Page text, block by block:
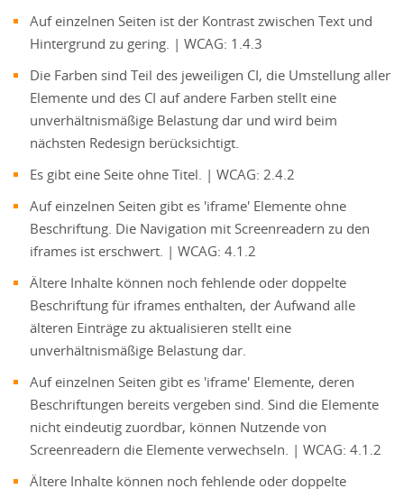
Auf einzelnen Seiten ist der Kontrast zwischen Text und
Hintergrund zu gering. | WCAG: 1.4.3
Die Farben sind Teil des jeweiligen CI, die Umstellung aller
Elemente und des CI auf andere Farben stellt eine
unverhältnismäßige Belastung dar und wird beim
nächsten Redesign berücksichtigt.
Es gibt eine Seite ohne Titel. | WCAG: 2.4.2
Auf einzelnen Seiten gibt es 'iframe' Elemente ohne
Beschriftung. Die Navigation mit Screenreadern zu den
iframes ist erschwert. | WCAG: 4.1.2
Ältere Inhalte können noch fehlende oder doppelte
Beschriftung für iframes enthalten, der Aufwand alle
älteren Einträge zu aktualisieren stellt eine
unverhältnismäßige Belastung dar.
Auf einzelnen Seiten gibt es 'iframe' Elemente, deren
Beschriftungen bereits vergeben sind. Sind die Elemente
nicht eindeutig zuordbar, können Nutzende von
Screenreadern die Elemente verwechseln. | WCAG: 4.1.2
Ältere Inhalte können noch fehlende oder doppelte